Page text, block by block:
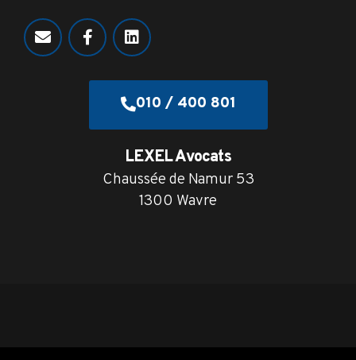
010 / 400 801
LEXEL Avocats
Chaussée de Namur 53
1300 Wavre